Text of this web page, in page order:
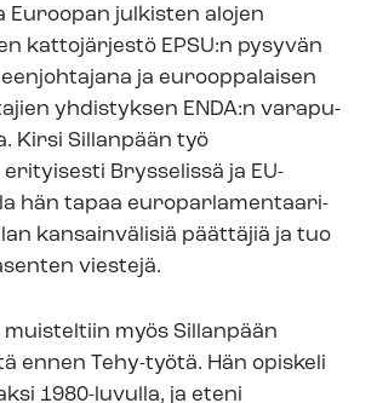
Euroopan julkisten alojen
kattojärjestö EPSU:n pysyvän
ja eurooppalaisen
yhdistyksen ENDA:n va­ra­pu­
Kirsi Sillanpään työ
Brysselissä ja EU-
hän tapaa eu­ro­par­la­men­taa­ri­
kansainvälisiä päättäjiä ja tuo
viestejä.
myös Sillanpään
ennen Tehy-työtä. Hän opiskeli
1980-luvulla, ja eteni